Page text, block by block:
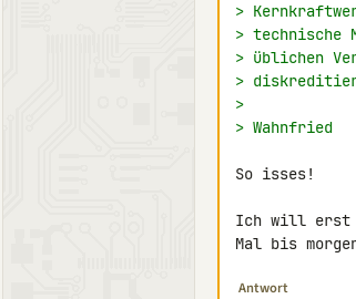
>
> technische
> üblichen
>
>
> Wahnfried
So isses!
Ich will erst
Mal bis
Antwort